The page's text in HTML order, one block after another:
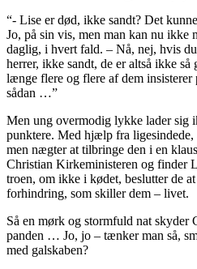
“- Lise er død, ikke sandt? Det
Jo, på sin vis, men man kan nu ikke
daglig, i hvert fald. – Nå, nej, hvis
herrer, ikke sandt, de er altså ikke så
længe flere og flere af dem insisterer
sådan …”
Men ung overmodig lykke lader sig
punktere. Med hjælp fra ligesindede,
men nægter at tilbringe den i en
Christian Kirkeministeren og finder
troen, om ikke i kødet, beslutter de
forhindring, som skiller dem – livet.
Så en mørk og stormfuld nat skyder
panden … Jo, jo – tænker man så,
med galskaben?